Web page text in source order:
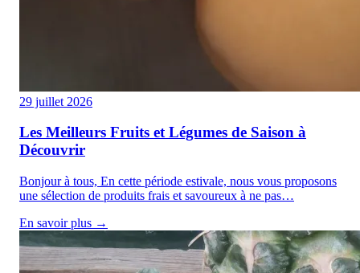
29 juillet 2026
Les Meilleurs Fruits et Légumes de Saison à
Découvrir
Bonjour à tous, En cette période estivale, nous vous proposons
une sélection de produits frais et savoureux à ne pas…
En savoir plus →